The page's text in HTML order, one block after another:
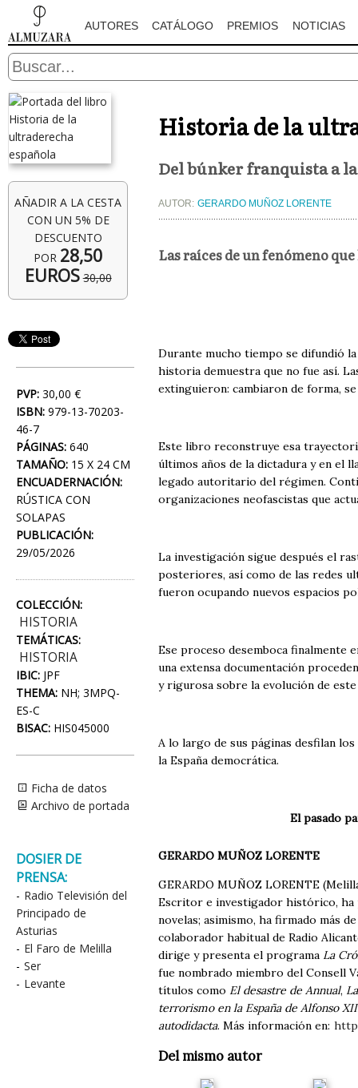
AUTORES CATÁLOGO PREMIOS NOTICIAS
AÑADIR A LA CESTA
CON UN 5% DE
DESCUENTO
POR 28,50
EUROS 30,00
PVP: 30,00 €
ISBN: 979-13-70203-
46-7
PÁGINAS: 640
TAMAÑO: 15 X 24 CM
ENCUADERNACIÓN:
RÚSTICA CON
SOLAPAS
PUBLICACIÓN:
29/05/2026
COLECCIÓN:
HISTORIA
TEMÁTICAS:
HISTORIA
IBIC: JPF
THEMA: NH; 3MPQ-
ES-C
BISAC: HIS045000
Ficha de datos
Archivo de portada
DOSIER DE
PRENSA:
- Radio Televisión del
Principado de
Asturias
- El Faro de Melilla
- Ser
- Levante
Historia de la
Del búnker franquista a
AUTOR: GERARDO MUÑOZ LORENTE
Las raíces de un fenómeno
Durante mucho tiempo se difundió
historia demuestra que no fue así.
extinguieron: cambiaron de forma,
Este libro reconstruye esa
últimos años de la dictadura y en el
legado autoritario del régimen.
organizaciones neofascistas que
La investigación sigue después el
posteriores, así como de las redes
fueron ocupando nuevos espacios
Ese proceso desemboca finalmente
una extensa documentación
y rigurosa sobre la evolución de
A lo largo de sus páginas desfilan
la España democrática.
El pasado
GERARDO MUÑOZ LORENTE
GERARDO MUÑOZ LORENTE
Escritor e investigador histórico, ha
novelas; asimismo, ha firmado más
colaborador habitual de Radio
dirige y presenta el programa La
fue nombrado miembro del Consell
títulos como El desastre de Annual,
terrorismo en la España de Alfonso
autodidacta. Más información en:
Del mismo autor